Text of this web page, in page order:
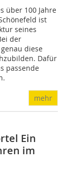
über 100 Jahre
ist
seines
der
diese
Dafür
passende
mehr
Ein
im